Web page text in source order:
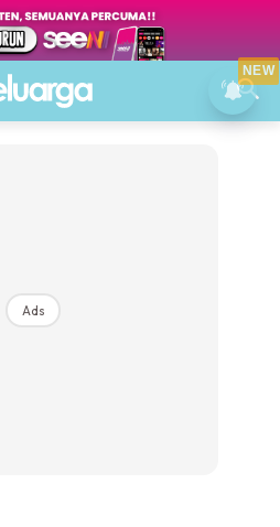
Ads
NEW